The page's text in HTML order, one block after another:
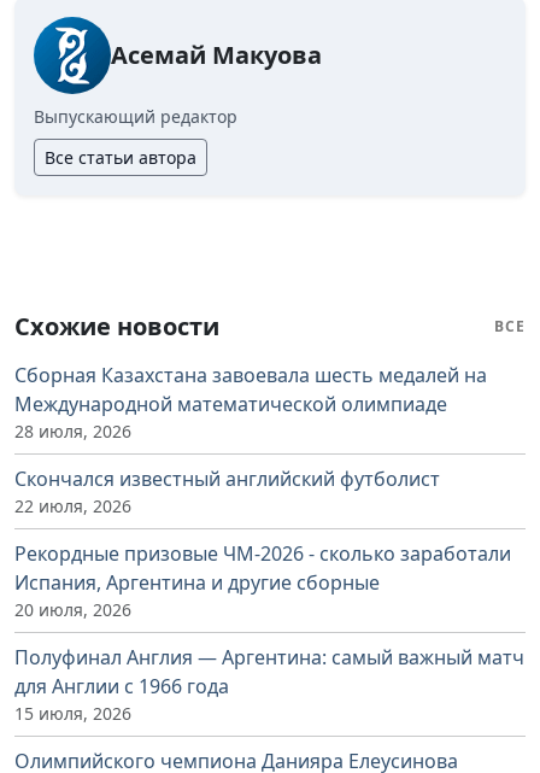
Асемай Макуова
Выпускающий редактор
Все статьи автора
Схожие новости ВСЕ
Сборная Казахстана завоевала шесть медалей на
Международной математической олимпиаде
28 июля, 2026
Скончался известный английский футболист
22 июля, 2026
Рекордные призовые ЧМ-2026 - сколько заработали
Испания, Аргентина и другие сборные
20 июля, 2026
Полуфинал Англия — Аргентина: самый важный матч
для Англии с 1966 года
15 июля, 2026
Олимпийского чемпиона Данияра Елеусинова